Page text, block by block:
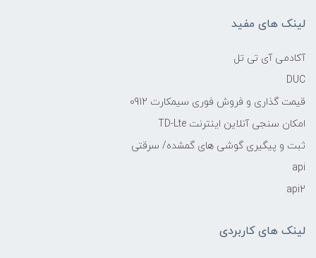
لینک های مفید
آکادمی آی تی تل
DUC
قیمت گذاری و فروش فوری سیمکارت 0912
امکان سنجی آنلاین اینترنت TD-Lte
ثبت و پیگیری گوشی های گمشده/ سرقتی
api
api2
لینک های کاربردی